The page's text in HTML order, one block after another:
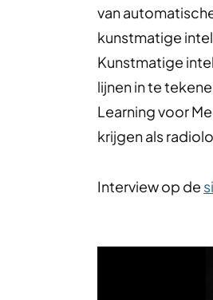
van
kunstmatige
Kunstmatige
lijnen in te
Learning voor
krijgen als
Interview op de